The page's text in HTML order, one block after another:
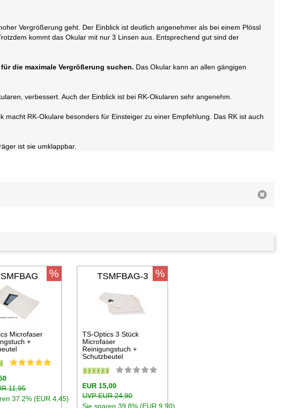
Vergrößerung geht. Der Einblick ist deutlich angenehmer als bei einem Plössl
kommt das Okular mit nur 3 Linsen aus. Entsprechend gut sind der
die maximale Vergrößerung suchen. Das Okular kann an allen gängigen
verbessert. Auch der Einblick ist bei RK-Okularen sehr angenehm.
RK-Okulare besonders für Einsteiger zu einer Empfehlung. Das RK ist auch
ist sie umklappbar.
Microfaser
+
11,95
37.2% (EUR 4,45)
% TSMFBAG-3
TS-Optics 3 Stück
Microfaser
Reinigungstuch +
Schutzbeutel
EUR 15,00
UVP EUR 24,90
Sie sparen 39.8% (EUR 9,90)
%